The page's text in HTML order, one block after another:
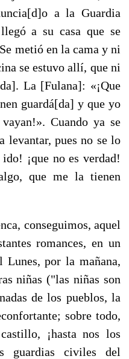
a la Guardia
a su casa que se
metió en la cama y ni
se estuvo allí, que ni
La [Fulana]: «¡Que
guardá[da] y que yo
Cuando ya se
levantar, pues no se lo
¡que no es verdad!
que me la tienen
conseguimos, aquel
romances, en un
por la mañana,
niñas ("las niñas son
de los pueblos, la
sobre todo,
¡hasta nos los
guardias civiles del